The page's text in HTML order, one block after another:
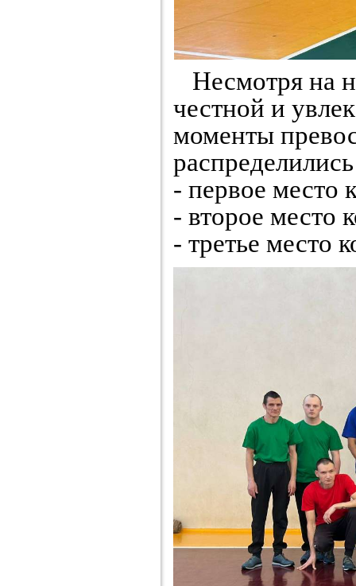
Несмотря на
честной и
моменты
- первое место
- второе место
- третье место